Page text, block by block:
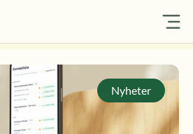
NyheterProdukterOm ossPriser
Nyheter